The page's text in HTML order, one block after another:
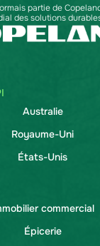
Australie
Royaume-Uni
États-Unis
commercial
Épicerie
partie de
des solutions